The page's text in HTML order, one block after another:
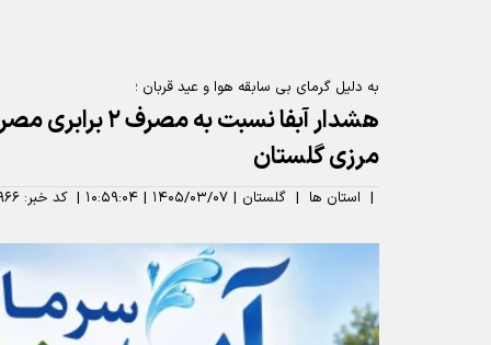
به دلیل گرمای بی سابقه هوا و عید قربان ؛
هشدار آبفا نسبت
مرزی گلستان
| استان ها | گلستان | ۱۴۰۵/۰۳/۰۷ | ۱۰:۵۹:۰۴ | کد خبر: